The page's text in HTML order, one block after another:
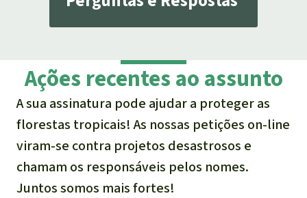
Ações recentes ao assunto
A sua assinatura pode ajudar a proteger as
florestas tropicais! As nossas petições on-line
viram-se contra projetos desastrosos e
chamam os responsáveis pelos nomes.
Juntos somos mais fortes!